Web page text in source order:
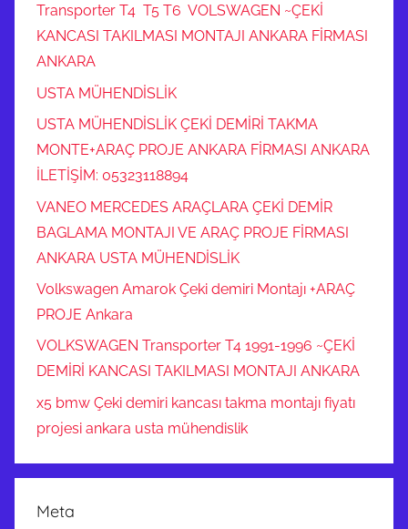
Transporter T4 T5 T6 VOLSWAGEN ~ÇEKİ
KANCASI TAKILMASI MONTAJI ANKARA FİRMASI
ANKARA
USTA MÜHENDİSLİK
USTA MÜHENDİSLİK ÇEKİ DEMİRİ TAKMA
MONTE+ARAÇ PROJE ANKARA FİRMASI ANKARA
İLETİŞİM: 05323118894
VANEO MERCEDES ARAÇLARA ÇEKİ DEMİR
BAGLAMA MONTAJI VE ARAÇ PROJE FİRMASI
ANKARA USTA MÜHENDİSLİK
Volkswagen Amarok Çeki demiri Montajı +ARAÇ
PROJE Ankara
VOLKSWAGEN Transporter T4 1991-1996 ~ÇEKİ
DEMİRİ KANCASI TAKILMASI MONTAJI ANKARA
x5 bmw Çeki demiri kancası takma montajı fiyatı
projesi ankara usta mühendislik
Meta